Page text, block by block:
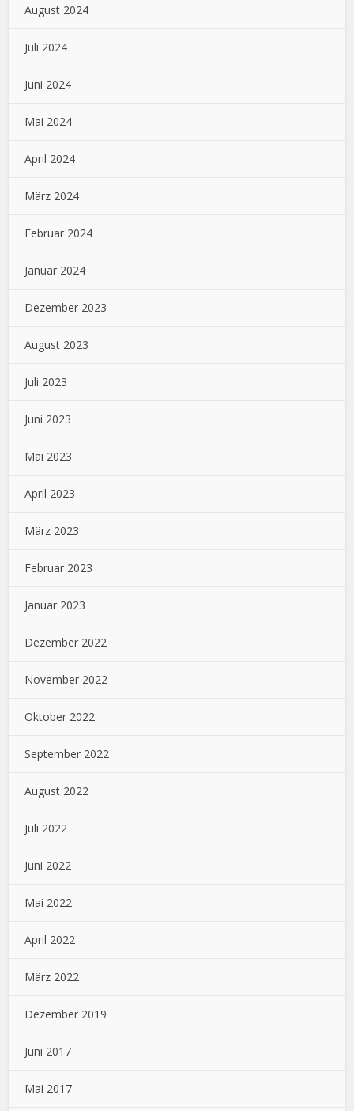
August 2024
Juli 2024
Juni 2024
Mai 2024
April 2024
März 2024
Februar 2024
Januar 2024
Dezember 2023
August 2023
Juli 2023
Juni 2023
Mai 2023
April 2023
März 2023
Februar 2023
Januar 2023
Dezember 2022
November 2022
Oktober 2022
September 2022
August 2022
Juli 2022
Juni 2022
Mai 2022
April 2022
März 2022
Dezember 2019
Juni 2017
Mai 2017